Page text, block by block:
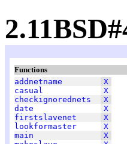
Functions
addnetname
X
casual
X
checkignorednets
X
date
X
firstslavenet
X
lookformaster
X
main
X